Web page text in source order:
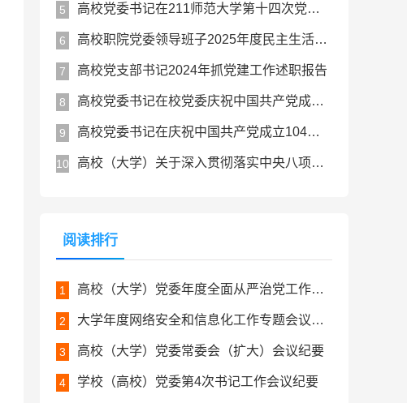
5 高校党委书记在211师范大学第十四次党代会上的讲话报告
6 高校职院党委领导班子2025年度民主生活会对照检查材料（五个带头）
7 高校党支部书记2024年抓党建工作述职报告
8 高校党委书记在校党委庆祝中国共产党成立104周年暨七一表彰大会上的讲话
9 高校党委书记在庆祝中国共产党成立104周年大会上的讲话
10 高校（大学）关于深入贯彻落实中央八项规定精神学习教育总结评估报告
阅读排行
1 高校（大学）党委年度全面从严治党工作会议纪要
2 大学年度网络安全和信息化工作专题会议纪要
3 高校（大学）党委常委会（扩大）会议纪要
4 学校（高校）党委第4次书记工作会议纪要